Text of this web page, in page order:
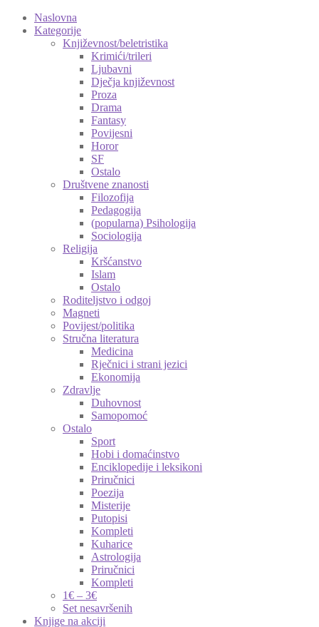
Naslovna
Kategorije
Književnost/beletristika
Krimići/trileri
Ljubavni
Dječja književnost
Proza
Drama
Fantasy
Povijesni
Horor
SF
Ostalo
Društvene znanosti
Filozofija
Pedagogija
(popularna) Psihologija
Sociologija
Religija
Kršćanstvo
Islam
Ostalo
Roditeljstvo i odgoj
Magneti
Povijest/politika
Stručna literatura
Medicina
Rječnici i strani jezici
Ekonomija
Zdravlje
Duhovnost
Samopomoć
Ostalo
Sport
Hobi i domaćinstvo
Enciklopedije i leksikoni
Priručnici
Poezija
Misterije
Putopisi
Kompleti
Kuharice
Astrologija
Priručnici
Kompleti
1€ – 3€
Set nesavršenih
Knjige na akciji